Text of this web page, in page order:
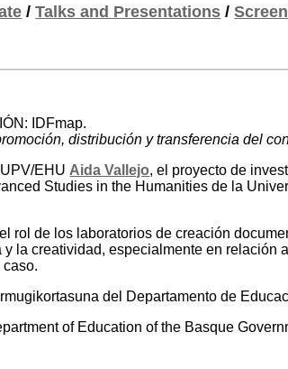
/Talks and Presentations /
IDFmap.
distribución y transferencia del
UPV/EHUAida Vallejo, el proyecto de
Studies in the Humanities de la
rol de los laboratorios de creación
la creatividad, especialmente en
del Departamento de
of Education of the Basque